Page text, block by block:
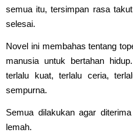
semua itu, tersimpan rasa
selesai.
Novel ini membahas tentang
manusia untuk bertahan
terlalu kuat, terlalu ceria,
sempurna.
Semua dilakukan agar
lemah.